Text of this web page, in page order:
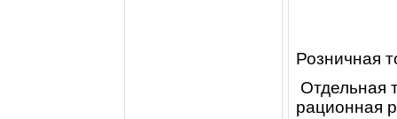
Розничная
Отдельная
рационная